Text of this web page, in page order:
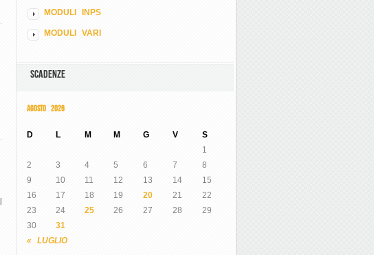
MODULI INPS
MODULI VARI
SCADENZE
AGOSTO 2026
D L M M G V S
« LUGLIO
1
2
3 4 5 6 7
8
9
10 11 12 13 14
15
16
17 18 19 20 21
22
23
24 25 26 27 28
29
30
31